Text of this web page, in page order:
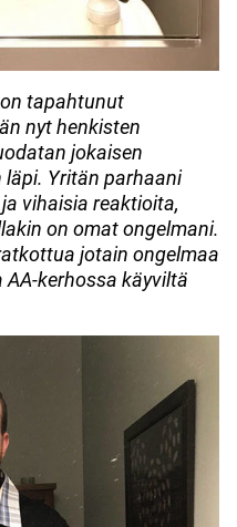
tapahtunut
nyt henkisten
jokaisen
Yritän parhaani
vihaisia reaktioita,
on omat ongelmani.
jotain ongelmaa
kerhossa käyviltä